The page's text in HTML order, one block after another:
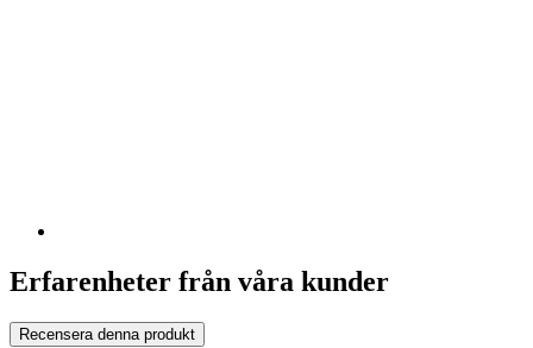
Erfarenheter från våra kunder
Recensera denna produkt